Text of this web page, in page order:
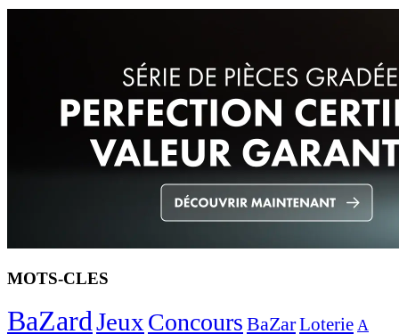
MOTS-CLES
BaZardJeuxConcours BaZarLoterie A